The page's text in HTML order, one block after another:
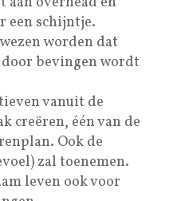
een schijntje.
worden dat
bevingen wordt
vanuit de
creëren, één van de
Ook de
zal toenemen.
leven ook voor